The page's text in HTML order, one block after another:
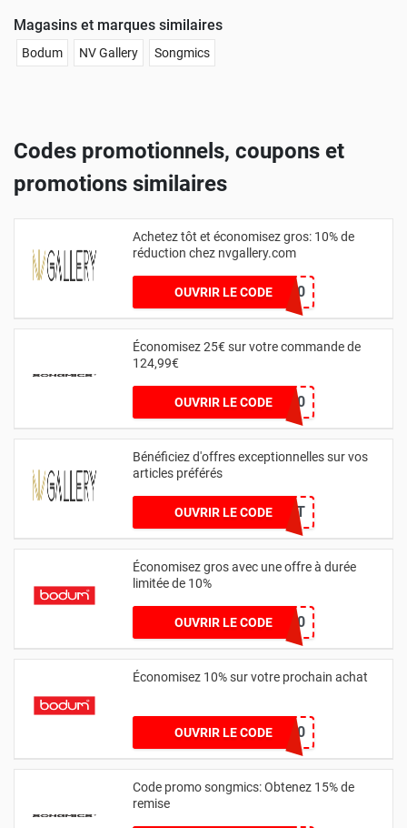
Magasins et marques similaires
Bodum NV Gallery Songmics
Codes promotionnels, coupons et
promotions similaires
Achetez tôt et économisez gros: 10% de
réduction chez nvgallery.com
OUVRIR LE CODEDESIGN10
Économisez 25€ sur votre commande de
124,99€
OUVRIR LE CODEEMVIP20
Bénéficiez d'offres exceptionnelles sur vos
articles préférés
OUVRIR LE CODETOOPET
Économisez gros avec une offre à durée
limitée de 10%
OUVRIR LE CODECART10
Économisez 10% sur votre prochain achat
OUVRIR LE CODEHONEY10
Code promo songmics: Obtenez 15% de
remise